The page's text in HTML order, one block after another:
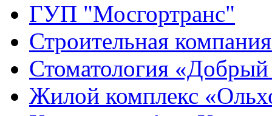
ГУП "Мосгортранс"
Строительная
Стоматология
Жилой комплекс